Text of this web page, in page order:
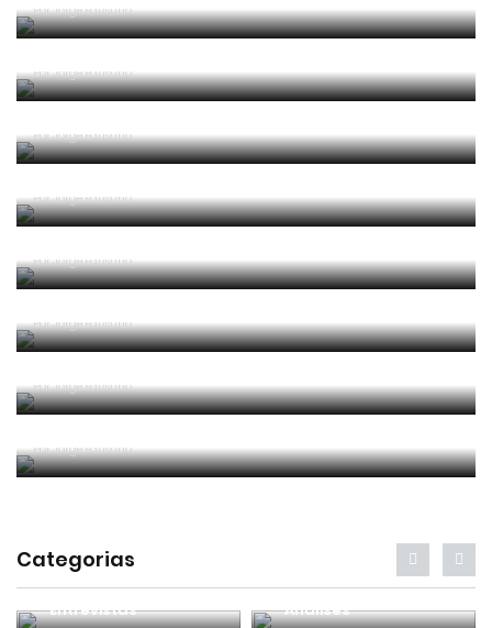
PorJorge Faustino
PorJorge Faustino
PorJorge Faustino
PorJorge Faustino
PorJorge Faustino
PorJorge Faustino
PorJorge Faustino
PorJorge Faustino
Categorias
Entrevistas Análises